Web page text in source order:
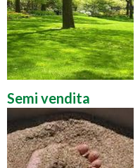
Semi vendita